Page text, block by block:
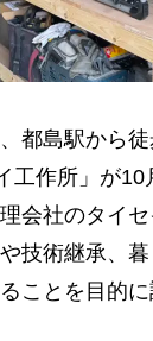
都島駅から徒
工作所」が10
会社のタイ
技術継承、
ことを目的に